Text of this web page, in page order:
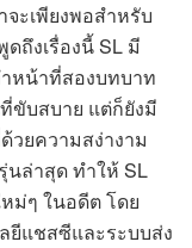
จะเพียงพอสำหรับ
ถึงเรื่องนี้ SL มี
หน้าที่สองบทบาท
ขับสบาย แต่ก็ยังมี
วยความสง่างาม
นล่าสุด ทำให้ SL
ม่ๆ ในอดีต โดย
ยีแชสซีและระบบส่ง